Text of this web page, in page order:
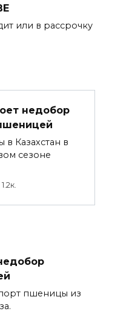
или в рассрочку
недобор
Казахстан в
сезоне
1.2к.
пшеницы из